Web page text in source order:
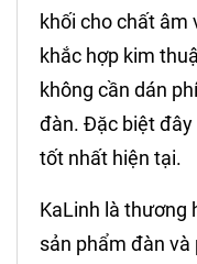
khối cho chất âm
khắc hợp kim
không cần dán
đàn. Đặc biệt đây
tốt nhất hiện tại.
KaLinh là thương
sản phẩm đàn